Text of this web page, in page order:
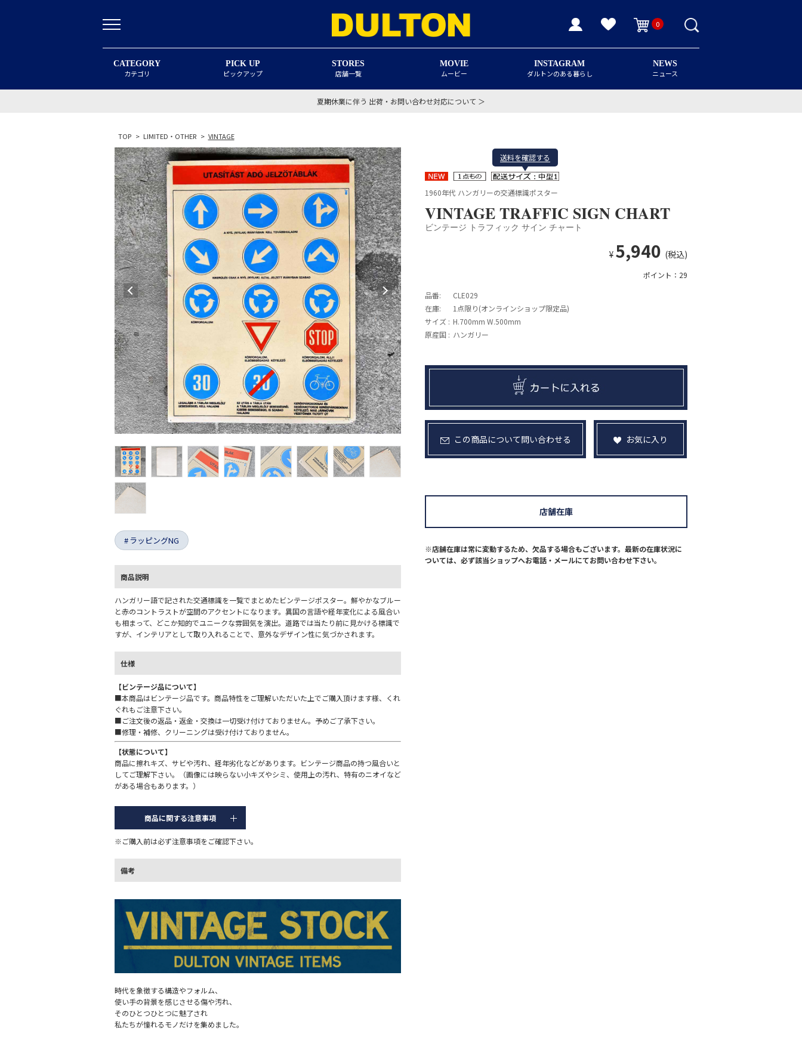
0
CATEGORY
カテゴリ
PICK UP
ピックアップ
STORES
店舗一覧
MOVIE
ムービー
INSTAGRAM
ダルトンのある暮らし
NEWS
ニュース
夏期休業に伴う 出荷・お問い合わせ対応について ＞
TOP > LIMITED・OTHER > VINTAGE
ラッピングNG
商品説明
ハンガリー語で記された交通標識を一覧でまとめたビンテージポスター。鮮やかなブルー
と赤のコントラストが空間のアクセントになります。異国の言語や経年変化による風合い
も相まって、どこか知的でユニークな雰囲気を演出。道路では当たり前に見かける標識で
すが、インテリアとして取り入れることで、意外なデザイン性に気づかされます。
仕様
【ビンテージ品について】
■本商品はビンテージ品です。商品特性をご理解いただいた上でご購入頂けます様、くれ
ぐれもご注意下さい。
■ご注文後の返品・返金・交換は一切受け付けておりません。予めご了承下さい。
■修理・補修、クリーニングは受け付けておりません。
【状態について】
商品に擦れキズ、サビや汚れ、経年劣化などがあります。ビンテージ商品の持つ風合いと
してご理解下さい。（画像には映らない小キズやシミ、使用上の汚れ、特有のニオイなど
がある場合もあります。）
商品に関する注意事項
※ご購入前は必ず注意事項をご確認下さい。
備考
時代を象徴する構造やフォルム、
使い手の背景を感じさせる傷や汚れ、
そのひとつひとつに魅了され
私たちが憧れるモノだけを集めました。
送料を確認する
1960年代 ハンガリーの交通標識ポスター
VINTAGE TRAFFIC SIGN CHART
ビンテージ トラフィック サイン チャート
¥ 5,940 (税込)
ポイント：29
品番:
CLE029
在庫:
1点限り(オンラインショップ限定品)
サイズ : H.700mm W.500mm
原産国 : ハンガリー
この商品について問い合わせる お気に入り
※店舗在庫は常に変動するため、欠品する場合もございます。最新の在庫状況に
ついては、必ず該当ショップへお電話・メールにてお問い合わせ下さい。
店舗在庫